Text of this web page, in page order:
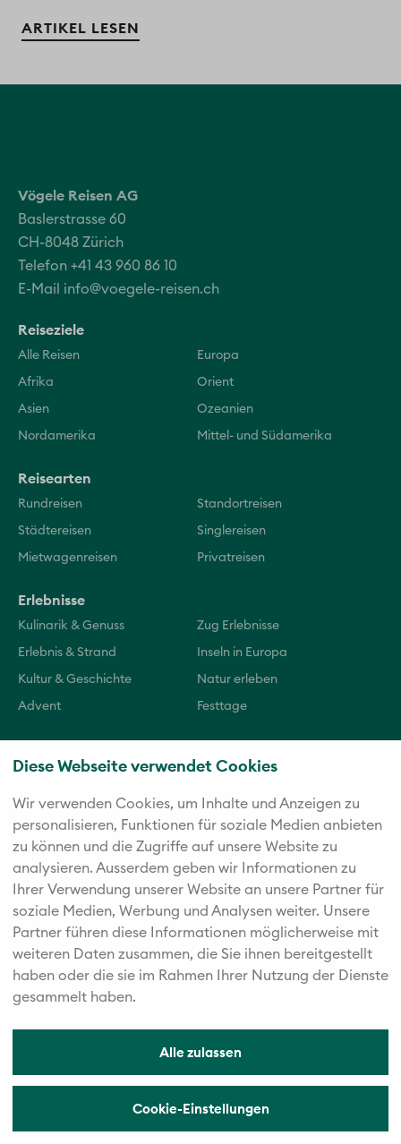
Diese Webseite verwendet Cookies
Wir verwenden Cookies, um Inhalte und Anzeigen zu
personalisieren, Funktionen für soziale Medien anbieten
zu können und die Zugriffe auf unsere Website zu
analysieren. Außerdem geben wir Informationen zu
Ihrer Verwendung unserer Website an unsere Partner für
soziale Medien, Werbung und Analysen weiter. Unsere
Partner führen diese Informationen möglicherweise mit
weiteren Daten zusammen, die Sie ihnen bereitgestellt
haben oder die sie im Rahmen Ihrer Nutzung der Dienste
gesammelt haben.
Alle zulassen
Cookie-Einstellungen
ARTIKEL LESEN
Vögele Reisen AG
Baslerstrasse 60
CH-8048 Zürich
Telefon +41 43 960 86 10
E-Mail info@voegele-reisen.ch
Reiseziele
Alle Reisen Europa
Afrika Orient
Asien Ozeanien
Nordamerika Mittel- und Südamerika
Reisearten
Rundreisen Standortreisen
Städtereisen Singlereisen
Mietwagenreisen Privatreisen
Erlebnisse
Kulinarik & Genuss Zug Erlebnisse
Erlebnis & Strand Inseln in Europa
Kultur & Geschichte Natur erleben
Advent Festtage
Reiseblog Newsletter
Katalog bestellen Online Kataloge
Häufig gestellte Fragen An- und Rückreise
Reiseversicherung Visum beantragen
Länderinfos Reisevorbereitung
Zahlungsarten AGB
Über uns
Kontakt Reiseleitung
Vorteile
Nachhaltigkeit Excellence Reiseclub
Twerenbold Travel Lounge Presse
Datenschutz Impressum